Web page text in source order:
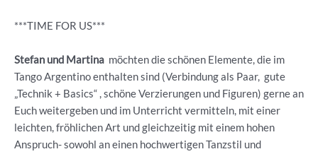
***TIME FOR US***
Stefan und Martina möchten die schönen Elemente, die im
Tango Argentino enthalten sind (Verbindung als Paar, gute
„Technik + Basics“ , schöne Verzierungen und Figuren) gerne an
Euch weitergeben und im Unterricht vermitteln, mit einer
leichten, fröhlichen Art und gleichzeitig mit einem hohen
Anspruch- sowohl an einen hochwertigen Tanzstil und